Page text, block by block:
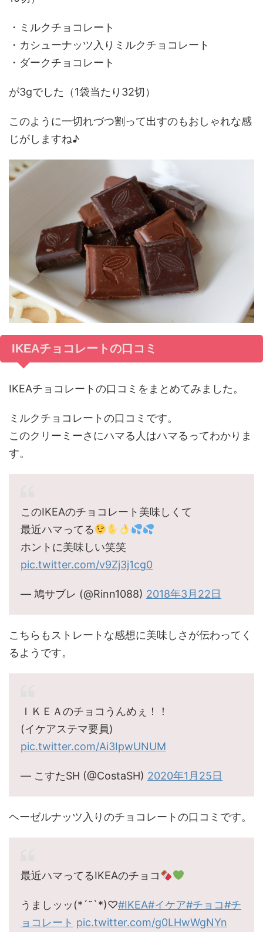
・ミルクチョコレート
・カシューナッツ入りミルクチョコレート
・ダークチョコレート
が3gでした（1袋当たり32切）
このように一切れづつ割って出すのもおしゃれな感
じがしますね♪
IKEAチョコレートの口コミ
IKEAチョコレートの口コミをまとめてみました。
ミルクチョコレートの口コミです。
このクリーミーさにハマる人はハマるってわかりま
す。
このIKEAのチョコレート美味しくて
最近ハマってる
ホントに美味しい笑笑
pic.twitter.com/v9Zj3j1cg0
— 鳩サブレ (@Rinn1088) 2018年3月22日
こちらもストレートな感想に美味しさが伝わってく
るようです。
ＩＫＥＡのチョコうんめぇ！！
(イケアステマ要員)
pic.twitter.com/Ai3IpwUNUM
— こすたSH (@CostaSH) 2020年1月25日
ヘーゼルナッツ入りのチョコレートの口コミです。
最近ハマってるIKEAのチョコ
うましッッ(*´˘`*)♡#IKEA#イケア#チョコ#チ
ョコレート pic.twitter.com/g0LHwWgNYn